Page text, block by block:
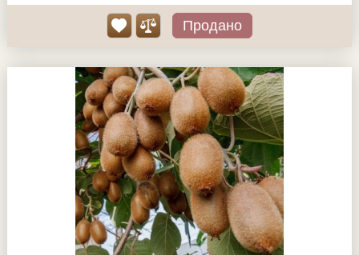
Продано